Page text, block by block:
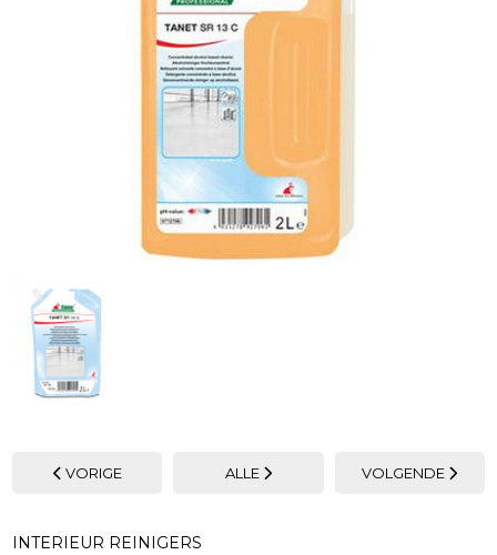
VORIGE ALLE VOLGENDE
INTERIEUR REINIGERS